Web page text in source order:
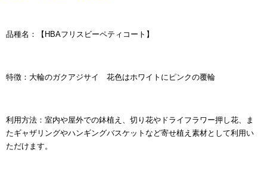
品種名：【HBAフリスビーペティコート】
特徴：大輪のガクアジサイ 花色はホワイトにピンクの覆輪
利用方法：室内や屋外での鉢植え、切り花やドライフラワー押し花、ま
たギャザリングやハンギングバスケットなど寄せ植え素材として利用い
ただけます。